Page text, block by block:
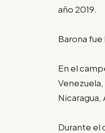
año 2019.
Barona
En el
Nicaragua,
Durante el